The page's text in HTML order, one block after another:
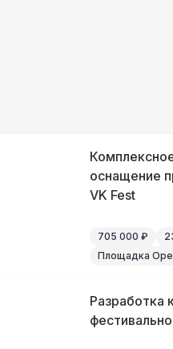
1 450 Р В корзину
оснащение
VK Fest
705 000 ₽
Площадка
Разработка